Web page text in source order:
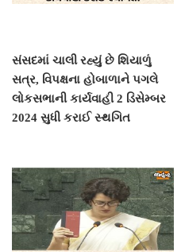
સંસદમાં ચાલી રહ્યું છે શિયાળું
સત્ર, વિપક્ષના હોબાળાને પગલે
લોકસભાની કાર્યવાહી 2 ડિસેમ્બર
2024 સુધી કરાઈ સ્થગિત